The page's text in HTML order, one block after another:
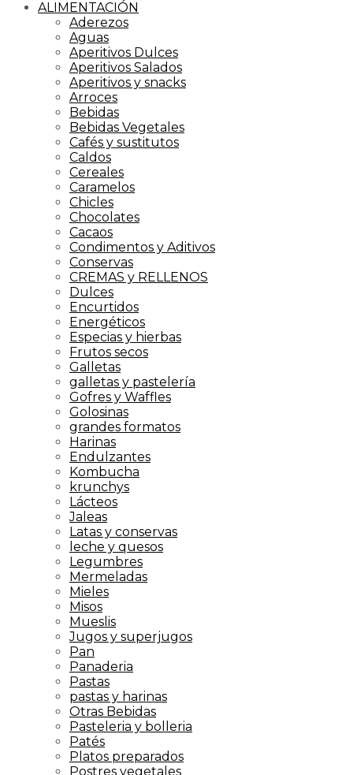
ALIMENTACIÓN
Aderezos
Aguas
Aperitivos Dulces
Aperitivos Salados
Aperitivos y snacks
Arroces
Bebidas
Bebidas Vegetales
Cafés y sustitutos
Caldos
Cereales
Caramelos
Chicles
Chocolates
Cacaos
Condimentos y Aditivos
Conservas
CREMAS y RELLENOS
Dulces
Encurtidos
Energéticos
Especias y hierbas
Frutos secos
Galletas
galletas y pastelería
Gofres y Waffles
Golosinas
grandes formatos
Harinas
Endulzantes
Kombucha
krunchys
Lácteos
Jaleas
Latas y conservas
leche y quesos
Legumbres
Mermeladas
Mieles
Misos
Mueslis
Jugos y superjugos
Pan
Panaderia
Pastas
pastas y harinas
Otras Bebidas
Pasteleria y bolleria
Patés
Platos preparados
Postres vegetales